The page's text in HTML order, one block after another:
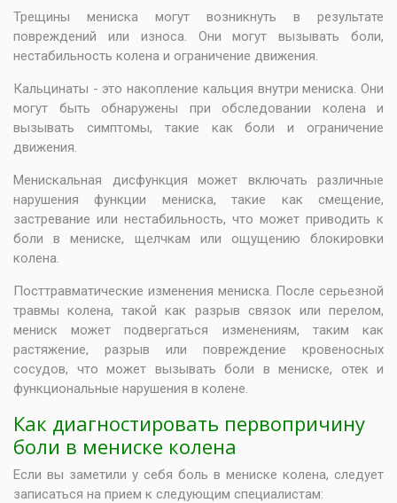
Трещины мениска могут возникнуть в результате
повреждений или износа. Они могут вызывать боли,
нестабильность колена и ограничение движения.
Кальцинаты - это накопление кальция внутри мениска. Они
могут быть обнаружены при обследовании колена и
вызывать симптомы, такие как боли и ограничение
движения.
Менискальная дисфункция может включать различные
нарушения функции мениска, такие как смещение,
застревание или нестабильность, что может приводить к
боли в мениске, щелчкам или ощущению блокировки
колена.
Посттравматические изменения мениска. После серьезной
травмы колена, такой как разрыв связок или перелом,
мениск может подвергаться изменениям, таким как
растяжение, разрыв или повреждение кровеносных
сосудов, что может вызывать боли в мениске, отек и
функциональные нарушения в колене.
Как диагностировать первопричину
боли в мениске колена
Если вы заметили у себя боль в мениске колена, следует
записаться на прием к следующим специалистам: